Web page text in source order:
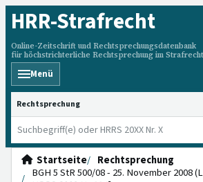
HRR-Strafrecht
Online-Zeitschrift und Rechtsprechungsdatenbank
für höchstrichterliche Rechtsprechung im Strafrecht
Menü
HRRS durchsuchen
Startseite
Rechtsprechung
BGH 5 StR 500/08 - 25. November 2008